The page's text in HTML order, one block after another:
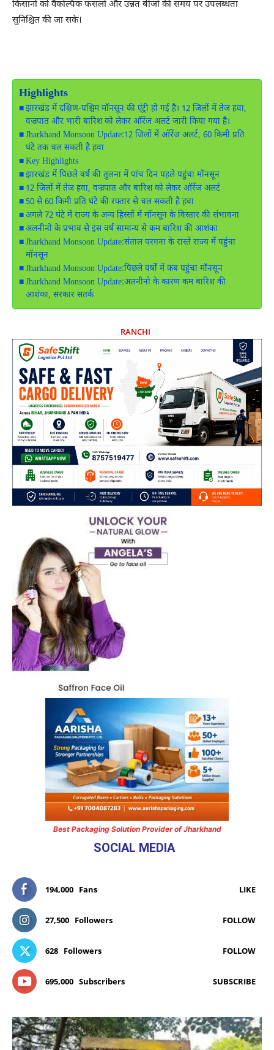
किसानों को वैकल्पिक फसलों और उन्नत बीजों की समय पर उपलब्धता
सुनिश्चित की जा सके।
Highlights
झारखंड में दक्षिण-पश्चिम मॉनसून की एंट्री हो गई है। 12 जिलों में तेज हवा,
वज्रपात और भारी बारिश को लेकर ऑरेंज अलर्ट जारी किया गया है।
Jharkhand Monsoon Update:12 जिलों में ऑरेंज अलर्ट, 60 किमी प्रति
घंटे तक चल सकती है हवा
Key Highlights
झारखंड में पिछले वर्ष की तुलना में पांच दिन पहले पहुंचा मॉनसून
12 जिलों में तेज हवा, वज्रपात और बारिश को लेकर ऑरेंज अलर्ट
50 से 60 किमी प्रति घंटे की रफ्तार से चल सकती है हवा
अगले 72 घंटे में राज्य के अन्य हिस्सों में मॉनसून के विस्तार की संभावना
अलनीनो के प्रभाव से इस वर्ष सामान्य से कम बारिश की आशंका
Jharkhand Monsoon Update:संताल परगना के रास्ते राज्य में पहुंचा
मॉनसून
Jharkhand Monsoon Update:पिछले वर्षों में कब पहुंचा मॉनसून
Jharkhand Monsoon Update:अलनीनो के कारण कम बारिश की
आशंका, सरकार सतर्क
RANCHI
Best Packaging Solution Provider of Jharkhand
SOCIAL MEDIA
194,000 Fans LIKE
27,500 Followers FOLLOW
628 Followers FOLLOW
695,000 Subscribers SUBSCRIBE